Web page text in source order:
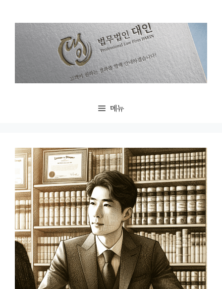
메뉴